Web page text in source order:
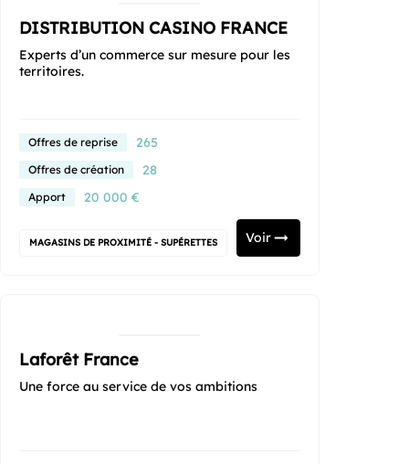
DISTRIBUTION CASINO FRANCE
Experts d’un commerce sur mesure pour les
territoires.
Offres de reprise 265
Offres de création 28
Apport 20 000 €
MAGASINS DE PROXIMITÉ - SUPÉRETTES Voir
Laforêt France
Une force au service de vos ambitions